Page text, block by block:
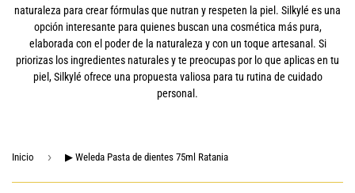
naturaleza para crear fórmulas que nutran y respeten la piel. Silkylé es una
opción interesante para quienes buscan una cosmética más pura,
elaborada con el poder de la naturaleza y con un toque artesanal. Si
priorizas los ingredientes naturales y te preocupas por lo que aplicas en tu
piel, Silkylé ofrece una propuesta valiosa para tu rutina de cuidado
personal.
Inicio › ▶ Weleda Pasta de dientes 75ml Ratania